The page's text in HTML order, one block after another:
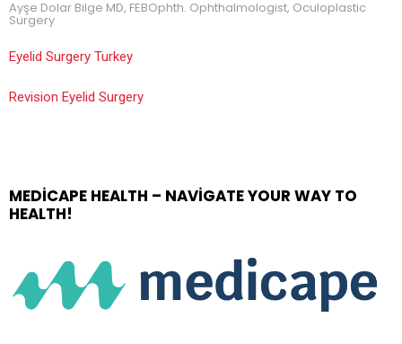
Ayşe Dolar Bilge MD, FEBOphth. Ophthalmologist, Oculoplastic
Surgery
Eyelid Surgery Turkey
Revision Eyelid Surgery
MEDICAPE HEALTH – NAVIGATE YOUR WAY TO
HEALTH!